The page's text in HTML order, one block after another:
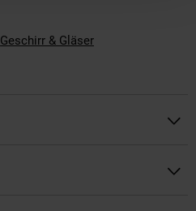
Geschirr & Gläser